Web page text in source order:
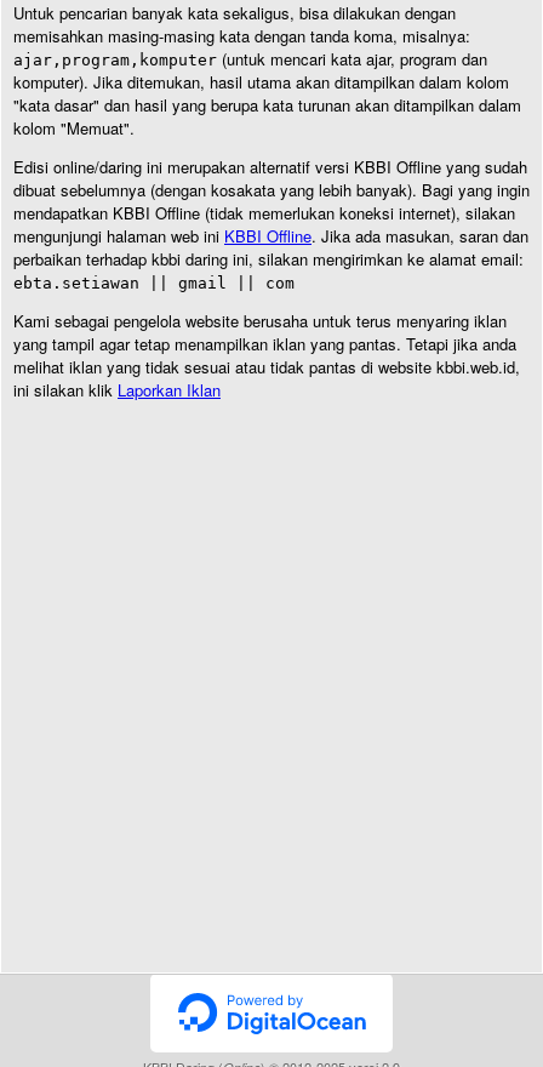
Untuk pencarian banyak kata sekaligus, bisa dilakukan dengan
memisahkan masing-masing kata dengan tanda koma, misalnya:
ajar,program,komputer (untuk mencari kata ajar, program dan
komputer). Jika ditemukan, hasil utama akan ditampilkan dalam kolom
"kata dasar" dan hasil yang berupa kata turunan akan ditampilkan dalam
kolom "Memuat".
Edisi online/daring ini merupakan alternatif versi KBBI Offline yang sudah
dibuat sebelumnya (dengan kosakata yang lebih banyak). Bagi yang ingin
mendapatkan KBBI Offline (tidak memerlukan koneksi internet), silakan
mengunjungi halaman web ini KBBI Offline. Jika ada masukan, saran dan
perbaikan terhadap kbbi daring ini, silakan mengirimkan ke alamat email:
ebta.setiawan || gmail || com
Kami sebagai pengelola website berusaha untuk terus menyaring iklan
yang tampil agar tetap menampilkan iklan yang pantas. Tetapi jika anda
melihat iklan yang tidak sesuai atau tidak pantas di website kbbi.web.id,
ini silakan klik Laporkan Iklan